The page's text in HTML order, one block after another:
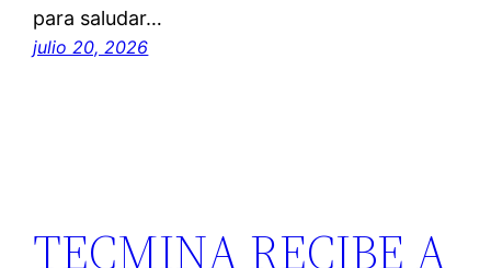
para saludar…
julio 20, 2026
TECMINA RECIBE A